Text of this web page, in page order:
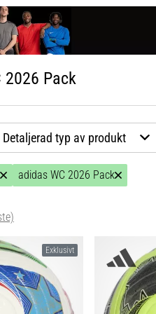
2026 Pack
Detaljerad typ av produkt
adidas WC 2026 Pack
Exklusivt